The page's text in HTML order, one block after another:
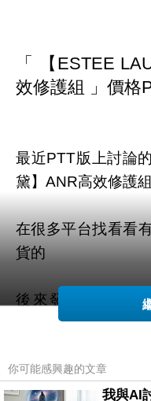
「 【ESTEE
效修護組 」價格
最近PTT版上討論
黛】ANR高效修護組
在很多平台找看看
貨的
後來發現..這邊買
黛】ANR高效修護
依照往例經驗！貨運
你可能感興趣的文章
我與AI